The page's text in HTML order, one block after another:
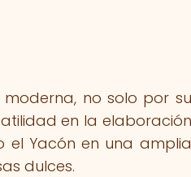
no solo por su
en la elaboración
el Yacón en una amplia
dulces.